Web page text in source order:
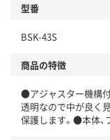
型番
BSK-43S
商品の特徴
●アジャスター機構
透明なので中が良く
保護します。●本体、